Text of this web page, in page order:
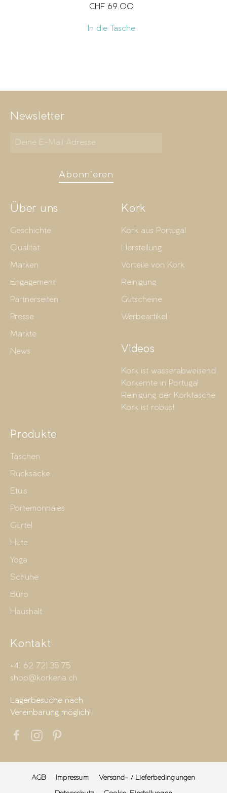
CHF 69.00
In die Tasche
Newsletter
Abonnieren
Über uns
Geschichte
Qualität
Marken
Engagement
Partnerseiten
Presse
Märkte
News
Kork
Kork aus Portugal
Herstellung
Vorteile von Kork
Reinigung
Gutscheine
Werbeartikel
Videos
Kork ist wasserabweisend
Korkernte in Portugal
Reinigung der Korktasche
Kork ist robust
Produkte
Taschen
Rucksäcke
Etuis
Portemonnaies
Gürtel
Hüte
Yoga
Schuhe
Büro
Haushalt
Kontakt
+41 62 721 35 75
shop@korkeria.ch
Lagerbesuche nach
Vereinbarung möglich!
AGB Impressum
Versand- / Lieferbedingungen